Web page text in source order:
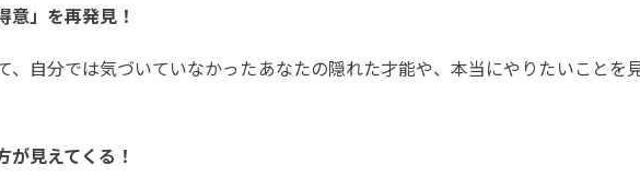
意」を再発見！
、自分では気づいていなかったあなたの隠れた才能や、本当にやりたいことを
が見えてくる！